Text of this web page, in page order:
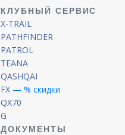
КЛУБНЫЙ СЕРВИС
X-TRAIL
PATHFINDER
PATROL
TEANA
QASHQAI
FX — % скидки
QX70
G
ДОКУМЕНТЫ